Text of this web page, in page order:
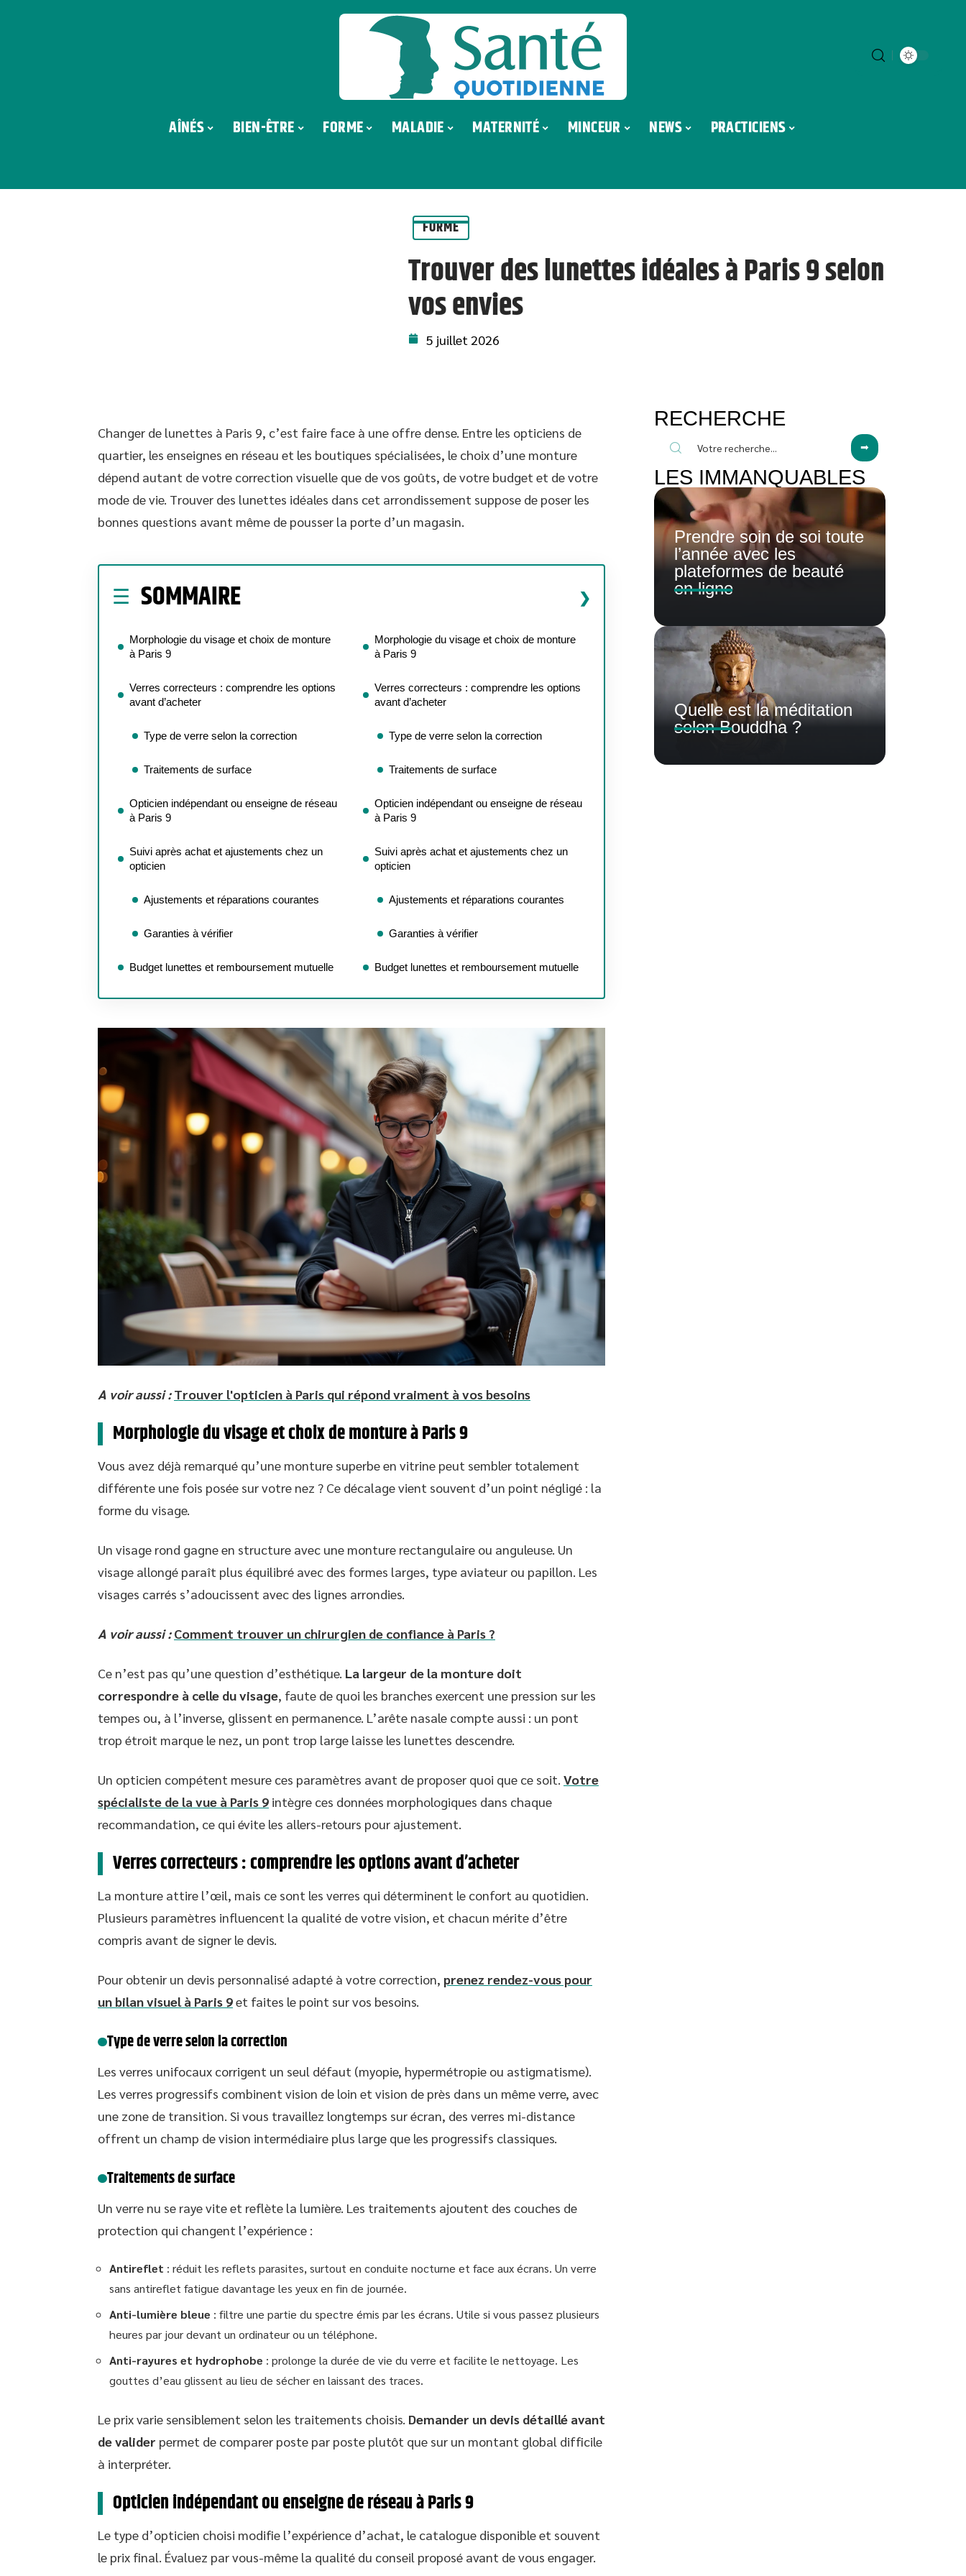
AÎNÉS BIEN-ÊTRE FORME MALADIE MATERNITÉ MINCEUR NEWS PRACTICIENS
FORME
Trouver des lunettes idéales à Paris 9 selon
vos envies
5 juillet 2026
Changer de lunettes à Paris 9, c’est faire face à une offre dense. Entre les opticiens de
quartier, les enseignes en réseau et les boutiques spécialisées, le choix d’une monture
dépend autant de votre correction visuelle que de vos goûts, de votre budget et de votre
mode de vie. Trouver des lunettes idéales dans cet arrondissement suppose de poser les
bonnes questions avant même de pousser la porte d’un magasin.
SOMMAIRE
Morphologie du visage et choix de monture
à Paris 9
Verres correcteurs : comprendre les options
avant d’acheter
Type de verre selon la correction
Traitements de surface
Opticien indépendant ou enseigne de réseau
à Paris 9
Suivi après achat et ajustements chez un
opticien
Ajustements et réparations courantes
Garanties à vérifier
Budget lunettes et remboursement mutuelle
Morphologie du visage et choix de monture
à Paris 9
Verres correcteurs : comprendre les options
avant d’acheter
Type de verre selon la correction
Traitements de surface
Opticien indépendant ou enseigne de réseau
à Paris 9
Suivi après achat et ajustements chez un
opticien
Ajustements et réparations courantes
Garanties à vérifier
Budget lunettes et remboursement mutuelle
A voir aussi : Trouver l'opticien à Paris qui répond vraiment à vos besoins
Morphologie du visage et choix de monture à Paris 9
Vous avez déjà remarqué qu’une monture superbe en vitrine peut sembler totalement
différente une fois posée sur votre nez ? Ce décalage vient souvent d’un point négligé : la
forme du visage.
Un visage rond gagne en structure avec une monture rectangulaire ou anguleuse. Un
visage allongé paraît plus équilibré avec des formes larges, type aviateur ou papillon. Les
visages carrés s’adoucissent avec des lignes arrondies.
A voir aussi : Comment trouver un chirurgien de confiance à Paris ?
Ce n’est pas qu’une question d’esthétique. La largeur de la monture doit
correspondre à celle du visage, faute de quoi les branches exercent une pression sur les
tempes ou, à l’inverse, glissent en permanence. L’arête nasale compte aussi : un pont
trop étroit marque le nez, un pont trop large laisse les lunettes descendre.
Un opticien compétent mesure ces paramètres avant de proposer quoi que ce soit. Votre
spécialiste de la vue à Paris 9 intègre ces données morphologiques dans chaque
recommandation, ce qui évite les allers-retours pour ajustement.
Verres correcteurs : comprendre les options avant d’acheter
La monture attire l’œil, mais ce sont les verres qui déterminent le confort au quotidien.
Plusieurs paramètres influencent la qualité de votre vision, et chacun mérite d’être
compris avant de signer le devis.
Pour obtenir un devis personnalisé adapté à votre correction, prenez rendez-vous pour
un bilan visuel à Paris 9et faites le point sur vos besoins.
Type de verre selon la correction
Les verres unifocaux corrigent un seul défaut (myopie, hypermétropie ou astigmatisme).
Les verres progressifs combinent vision de loin et vision de près dans un même verre, avec
une zone de transition. Si vous travaillez longtemps sur écran, des verres mi-distance
offrent un champ de vision intermédiaire plus large que les progressifs classiques.
Traitements de surface
Un verre nu se raye vite et reflète la lumière. Les traitements ajoutent des couches de
protection qui changent l’expérience :
Antireflet : réduit les reflets parasites, surtout en conduite nocturne et face aux écrans. Un verre
sans antireflet fatigue davantage les yeux en fin de journée.
Anti-lumière bleue : filtre une partie du spectre émis par les écrans. Utile si vous passez plusieurs
heures par jour devant un ordinateur ou un téléphone.
Anti-rayures et hydrophobe : prolonge la durée de vie du verre et facilite le nettoyage. Les
gouttes d’eau glissent au lieu de sécher en laissant des traces.
Le prix varie sensiblement selon les traitements choisis. Demander un devis détaillé avant
de valider permet de comparer poste par poste plutôt que sur un montant global difficile
à interpréter.
Opticien indépendant ou enseigne de réseau à Paris 9
Le type d’opticien choisi modifie l’expérience d’achat, le catalogue disponible et souvent
le prix final. Évaluez par vous-même la qualité du conseil proposé avant de vous engager.
RECHERCHE
LES IMMANQUABLES
Prendre soin de soi toute
l’année avec les
plateformes de beauté
en ligne
Quelle est la méditation
selon Bouddha ?